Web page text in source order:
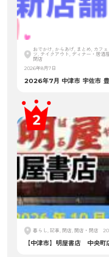
おでかけ, からあげ, まとめ, カフ
ツ, テイクアウト, ディナー・居酒
閉店
2026年8月7日
2026年7月 中津市 宇佐市
暮らし, 記事, 閉店, 開店・閉店
【中津市】明屋書店 中央